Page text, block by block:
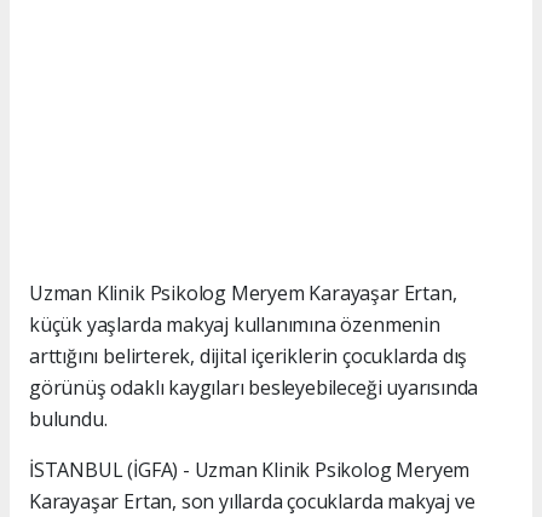
Uzman Klinik Psikolog Meryem Karayaşar Ertan,
küçük yaşlarda makyaj kullanımına özenmenin
arttığını belirterek, dijital içeriklerin çocuklarda dış
görünüş odaklı kaygıları besleyebileceği uyarısında
bulundu.
İSTANBUL (İGFA) - Uzman Klinik Psikolog Meryem
Karayaşar Ertan, son yıllarda çocuklarda makyaj ve